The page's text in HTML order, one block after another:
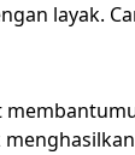
layak.